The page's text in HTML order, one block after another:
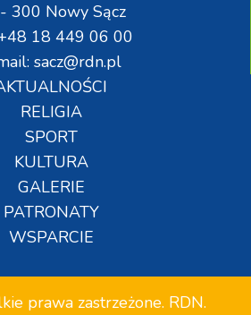
300 Nowy Sącz
18 449 06 00
sacz@rdn.pl
RELIGIA
SPORT
KULTURA
GALERIE
PATRONATY
WSPARCIE
prawa zastrzeżone. RDN.